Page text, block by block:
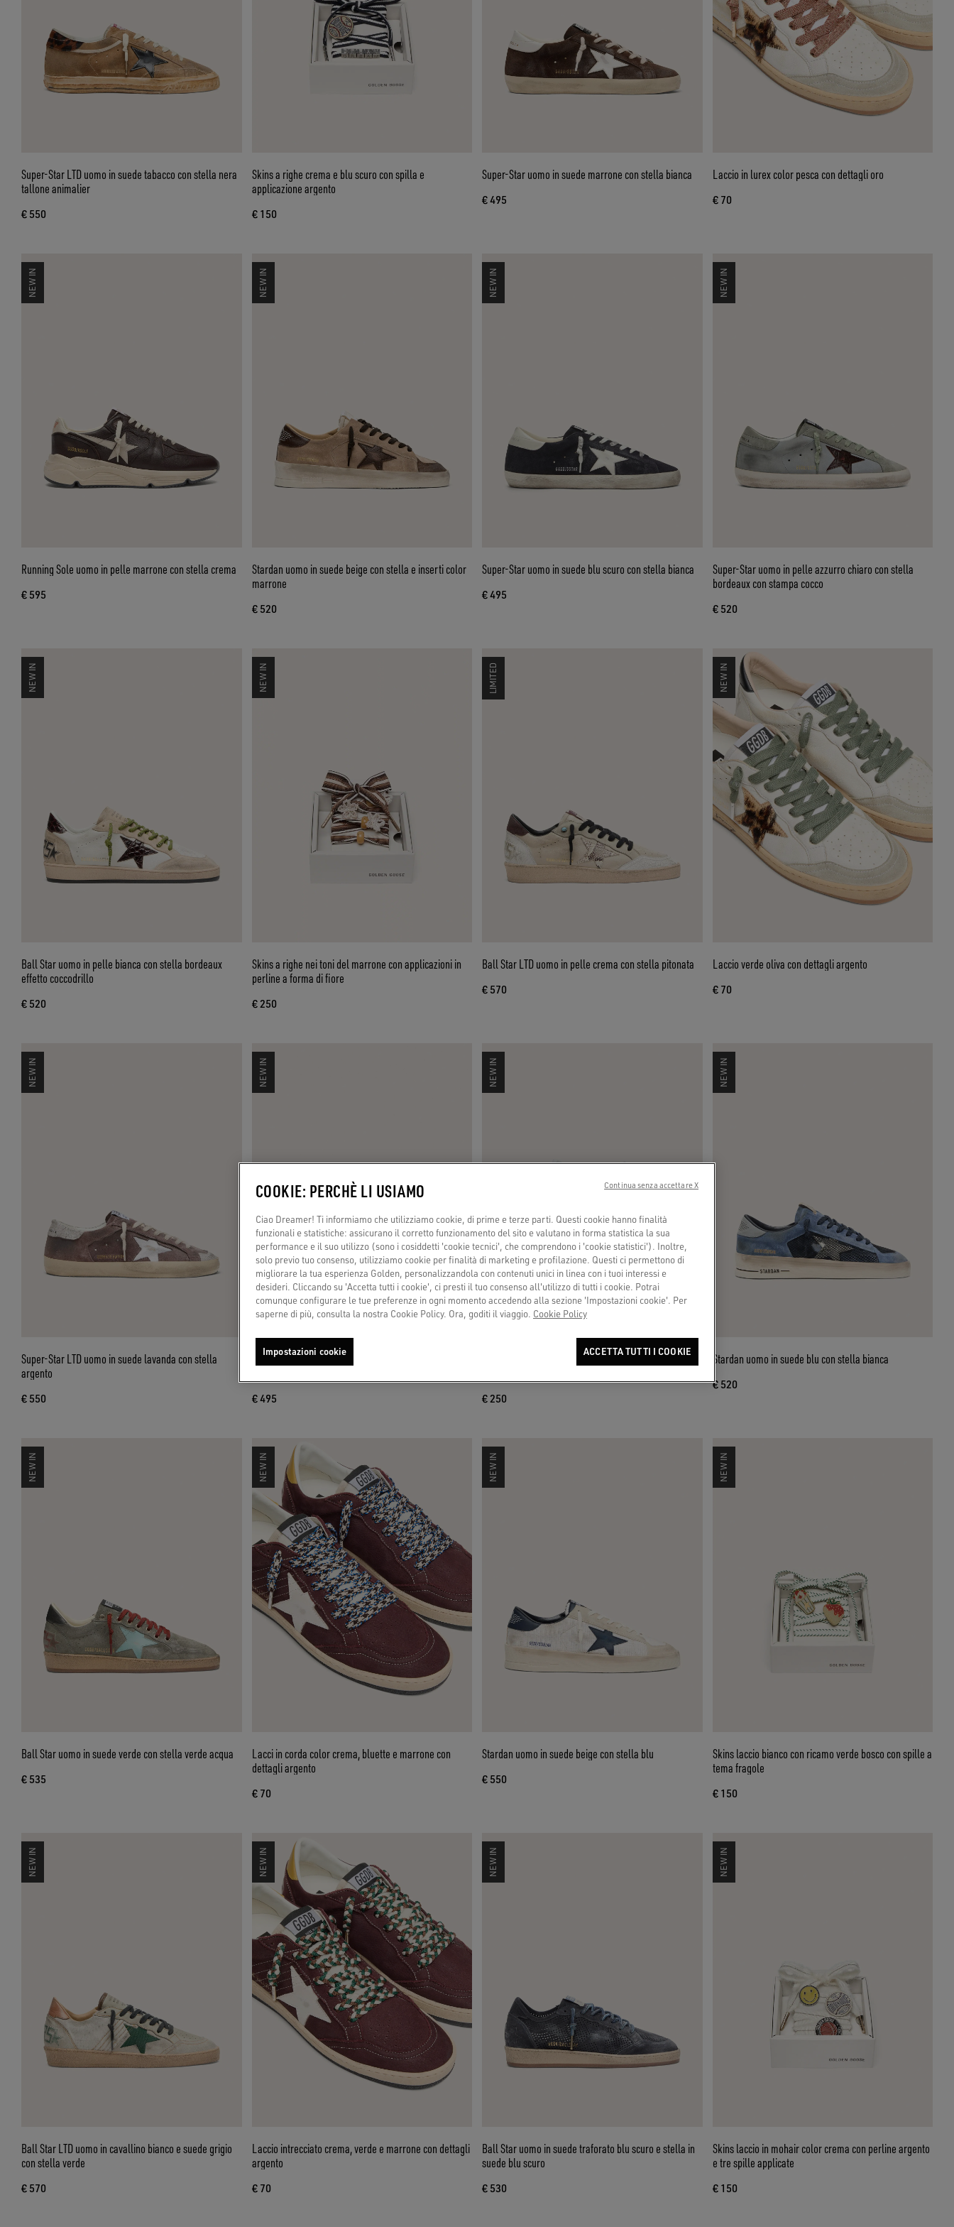
Super-Star LTD uomo in suede tabacco con stella nera
tallone animalier
€ 550
Skins a righe crema e blu scuro con spilla e
applicazione argento
€ 150
Super-Star uomo in suede marrone con stella bianca
€ 495
Laccio in lurex color pesca con dettagli oro
€ 70
NEW IN
Running Sole uomo in pelle marrone con stella crema
€ 595
NEW IN
Stardan uomo in suede beige con stella e inserti color
marrone
€ 520
NEW IN
Super-Star uomo in suede blu scuro con stella bianca
€ 495
NEW IN
Super-Star uomo in pelle azzurro chiaro con stella
bordeaux con stampa cocco
€ 520
NEW IN
Ball Star uomo in pelle bianca con stella bordeaux
effetto coccodrillo
€ 520
NEW IN
Skins a righe nei toni del marrone con applicazioni in
perline a forma di fiore
€ 250
LIMITED
Ball Star LTD uomo in pelle crema con stella pitonata
€ 570
NEW IN
Laccio verde oliva con dettagli argento
€ 70
NEW IN
Super-Star LTD uomo in suede lavanda con stella
argento
€ 550
NEW IN
Super-Star uomo in suede grigio chiaro con stella in
€ 495
NEW IN
Skins laccio bianco arricciato con applicazioni in perle
€ 250
NEW IN
Stardan uomo in suede blu con stella bianca
€ 520
NEW IN
Ball Star uomo in suede verde con stella verde acqua
€ 535
NEW IN
Lacci in corda color crema, bluette e marrone con
dettagli argento
€ 70
NEW IN
Stardan uomo in suede beige con stella blu
€ 550
NEW IN
Skins laccio bianco con ricamo verde bosco con spille a
tema fragole
€ 150
NEW IN
Ball Star LTD uomo in cavallino bianco e suede grigio
con stella verde
€ 570
NEW IN
Laccio intrecciato crema, verde e marrone con dettagli
argento
€ 70
NEW IN
Ball Star uomo in suede traforato blu scuro e stella in
suede blu scuro
€ 530
NEW IN
Skins laccio in mohair color crema con perline argento
e tre spille applicate
€ 150
COOKIE: PERCHÈ LI USIAMO
Ciao Dreamer! Ti informiamo che utilizziamo cookie, di prime e terze parti. Questi cookie hanno finalità
funzionali e statistiche: assicurano il corretto funzionamento del sito e valutano in forma statistica la sua
performance e il suo utilizzo (sono i cosiddetti 'cookie tecnici', che comprendono i 'cookie statistici'). Inoltre,
solo previo tuo consenso, utilizziamo cookie per finalità di marketing e profilazione. Questi ci permettono di
migliorare la tua esperienza Golden, personalizzandola con contenuti unici in linea con i tuoi interessi e
desideri. Cliccando su 'Accetta tutti i cookie', ci presti il tuo consenso all'utilizzo di tutti i cookie. Potrai
comunque configurare le tue preferenze in ogni momento accedendo alla sezione 'Impostazioni cookie'. Per
saperne di più, consulta la nostra Cookie Policy. Ora, goditi il viaggio. Cookie Policy
Impostazioni cookie ACCETTA TUTTI I COOKIE
Continua senza accettare X